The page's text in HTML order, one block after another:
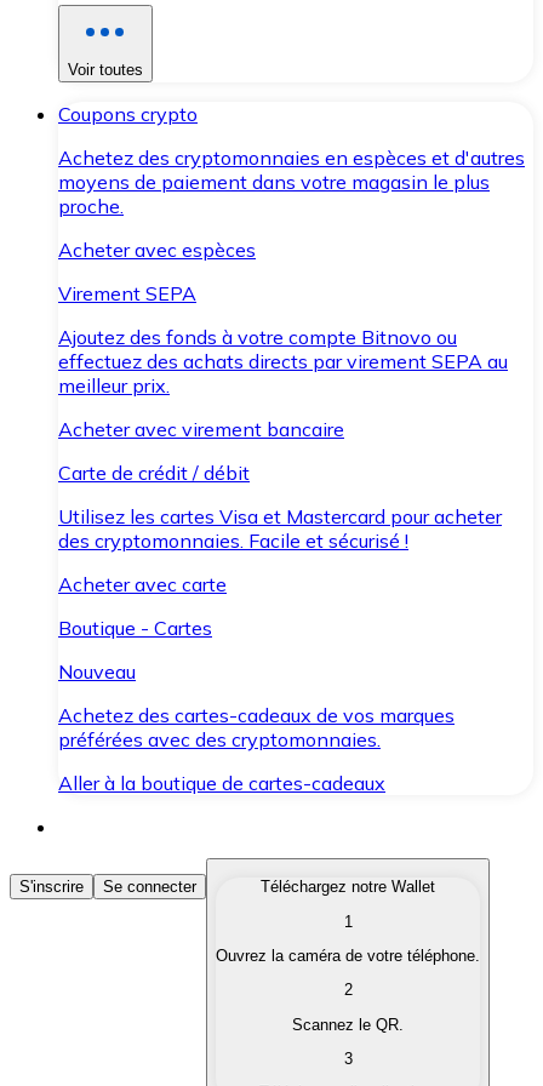
Voir toutes
Coupons crypto
Achetez des cryptomonnaies en espèces et d'autres
moyens de paiement dans votre magasin le plus
proche.
Acheter avec espèces
Virement SEPA
Ajoutez des fonds à votre compte Bitnovo ou
effectuez des achats directs par virement SEPA au
meilleur prix.
Acheter avec virement bancaire
Carte de crédit / débit
Utilisez les cartes Visa et Mastercard pour acheter
des cryptomonnaies. Facile et sécurisé !
Acheter avec carte
Boutique - Cartes
Nouveau
Achetez des cartes-cadeaux de vos marques
préférées avec des cryptomonnaies.
Aller à la boutique de cartes-cadeaux
Acheter des Cryptomonnaies
Achetez les cryptomonnaies qui vous intéressent
Convertissez vos cryptomonnaies en monnaie
S'inscrire Se connecter
Téléchargez notre Wallet
1
Ouvrez la caméra de votre téléphone.
2
Scannez le QR.
3